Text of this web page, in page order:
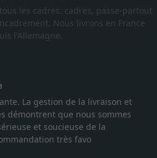
les cadres: cadres, passe-partout
Nous livrons en France
l'Allemagne.
gestion de la livraison et
que nous sommes
et soucieuse de la
très favo